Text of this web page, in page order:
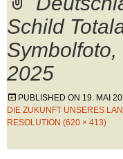
Schild
2025
PUBLISHED ON 19. MAI
DIE ZUKUNFT UNSERES
RESOLUTION (620 × 413)